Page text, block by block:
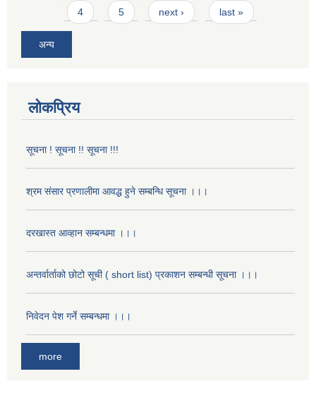
4 5 next › last »
अन्य
लोकप्रिय
सूचना ! सूचना !! सूचना !!!
श्रम संसार प्रणालीमा आवद्ध हुने सम्बन्धि सूचना ।।।
दरखास्त आव्हान सम्बन्धमा ।।।
अन्तर्वार्ताको छोटो सूची ( short list) प्रकाशन सम्बन्धी सूचना ।।।
निवेदन पेश गर्ने सम्बन्धमा ।।।
more